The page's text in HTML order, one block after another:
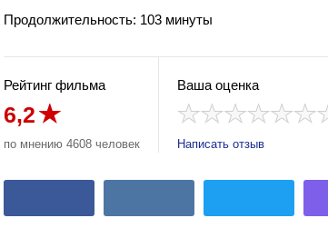
Продолжительность: 103 минуты
Рейтинг фильма
6,2
по мнению 4608 человек
Ваша оценка
Написать отзыв